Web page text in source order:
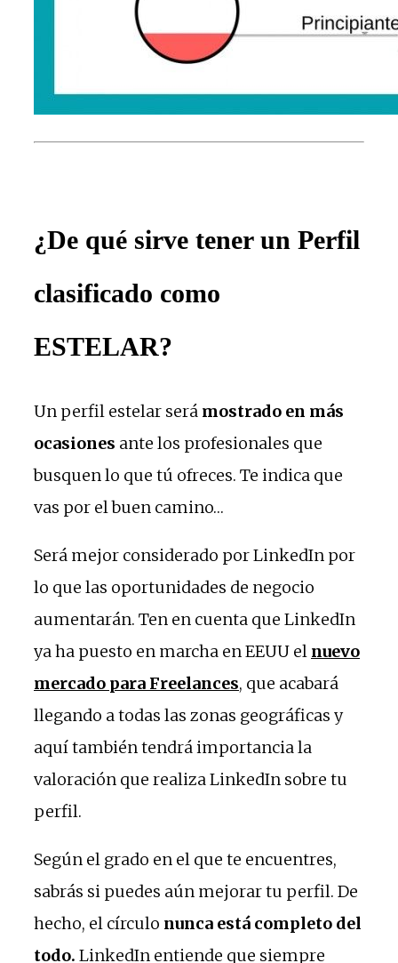
¿De qué sirve tener un Perfil
clasificado como
ESTELAR?
Un perfil estelar será mostrado en más
ocasiones ante los profesionales que
busquen lo que tú ofreces. Te indica que
vas por el buen camino…
Será mejor considerado por LinkedIn por
lo que las oportunidades de negocio
aumentarán. Ten en cuenta que LinkedIn
ya ha puesto en marcha en EEUU el nuevo
mercado para Freelances, que acabará
llegando a todas las zonas geográficas y
aquí también tendrá importancia la
valoración que realiza LinkedIn sobre tu
perfil.
Según el grado en el que te encuentres,
sabrás si puedes aún mejorar tu perfil. De
hecho, el círculo nunca está completo del
todo. LinkedIn entiende que siempre